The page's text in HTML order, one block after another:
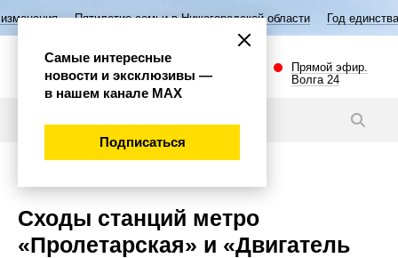
семьи в Нижегородской области Год единства народов России
Прямой эфир.
Волга 24
Сходы станций метро
«Пролетарская» и «Двигатель
Самые интересные
новости и эксклюзивы —
в нашем канале МАХ
Подписаться